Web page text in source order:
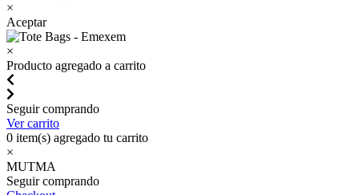
×
Aceptar
×
Producto agregado a carrito
Seguir comprando
Ver carrito
0 item(s) agregado tu carrito
×
MUTMA
Seguir comprando